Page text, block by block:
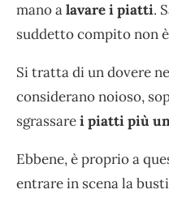
mano alavare i piatti.
suddetto compito non
Si tratta di un dovere
considerano noioso,
sgrassarei piatti più
Ebbene, è proprio a
entrare in scena la